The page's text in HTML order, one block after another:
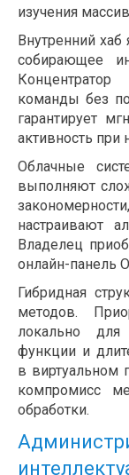
изучения
Внутренний хаб
собирающее
команды без
гарантирует
активность при
Облачные
выполняют
настраивают
Владелец
онлайн-панель
Гибридная
методов.
локально для
функции и
в виртуальном
компромисс
обработки.